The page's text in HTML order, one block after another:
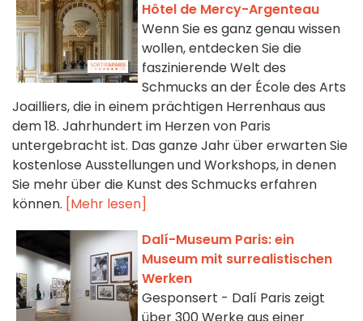
Hôtel de Mercy-Argenteau
Wenn Sie es ganz genau wissen
wollen, entdecken Sie die
faszinierende Welt des
Schmucks an der École des Arts
Joailliers, die in einem prächtigen Herrenhaus aus
dem 18. Jahrhundert im Herzen von Paris
untergebracht ist. Das ganze Jahr über erwarten Sie
kostenlose Ausstellungen und Workshops, in denen
Sie mehr über die Kunst des Schmucks erfahren
können. [Mehr lesen]
Dalí-Museum Paris: ein
Museum mit surrealistischen
Werken
Gesponsert - Dalí Paris zeigt